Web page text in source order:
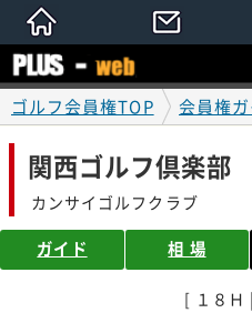
ゴルフ会員権TOP 会員権
関西ゴルフ倶楽部
カンサイゴルフクラブ
ガイド 相 場
[ １８Ｈ